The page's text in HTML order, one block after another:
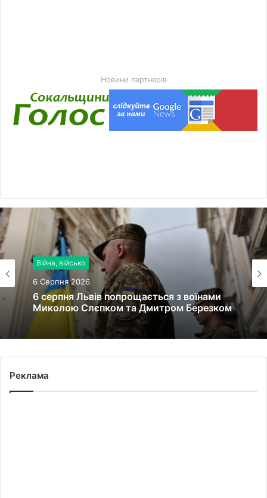
Новини партнерів
Війна, військо
6 Серпня 2026
6 серпня Львів попрощається з воїнами
Миколою Слєпком та Дмитром Березком
Реклама